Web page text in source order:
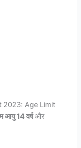
2023: Age Limit
आयु 14 वर्षऔर